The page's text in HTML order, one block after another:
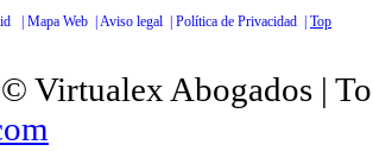
| Mapa Web |Aviso legal | Política de Privacidad | Top
Virtualex Abogados |